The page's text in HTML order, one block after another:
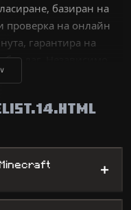
базиран на
проверка на онлайн
гарантира на
лаг. Независимо
хиляди
на
+